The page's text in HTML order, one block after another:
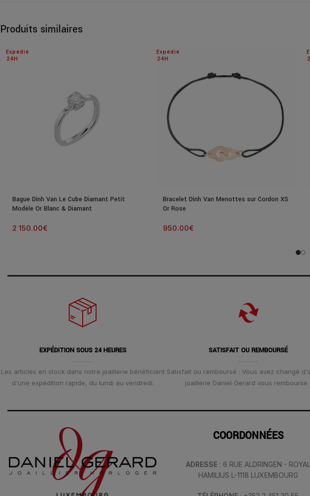
Produits similaires
24H
Expédié
Bague Dinh Van Le Cube Diamant Petit
Modèle Or Blanc & Diamant
2 150.00€
24H
Expédié
Bracelet Dinh Van Menottes sur Cordon XS
Or Rose
950.00€
EXPÉDITION SOUS 24 HEURES
Les articles en stock dans notre joaillerie bénéficient
d'une expédition rapide, du lundi au vendredi.
SATISFAIT OU REMBOURSÉ
Satisfait ou remboursé : Vous avez changé
joaillerie Daniel Gerard vous rembourse !
COORDONNÉES
ADRESSE: 6 RUE ALDRINGEN - ROYAL
HAMILIUS L-1118 LUXEMBOURG